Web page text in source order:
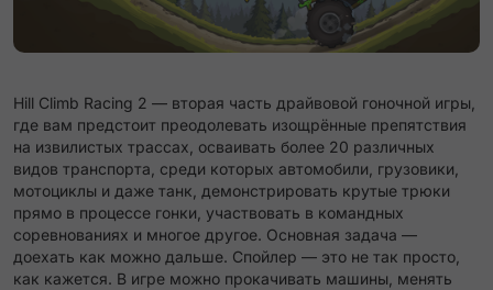
Hill Climb Racing 2 — вторая часть драйвовой гоночной игры,
где вам предстоит преодолевать изощрённые препятствия
на извилистых трассах, осваивать более 20 различных
видов транспорта, среди которых автомобили, грузовики,
мотоциклы и даже танк, демонстрировать крутые трюки
прямо в процессе гонки, участвовать в командных
соревнованиях и многое другое. Основная задача —
доехать как можно дальше. Спойлер — это не так просто,
как кажется. В игре можно прокачивать машины, менять